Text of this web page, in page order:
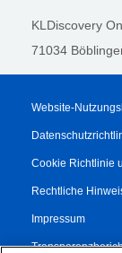
KLDiscovery
71034
Website-
Cookie Richtlinie
Rechtliche
Impressum